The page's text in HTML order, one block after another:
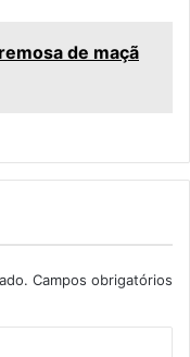
de maçã
Campos obrigatórios